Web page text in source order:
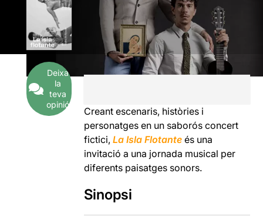
Deixa
la
teva
opinió
Creant escenaris, històries i
personatges en un saborós concert
fictici,La Isla Flotante és una
invitació a una jornada musical per
diferents paisatges sonors.
Sinopsi